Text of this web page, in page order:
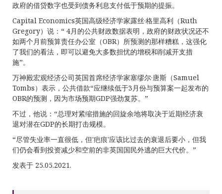
政府的借贷数字也受到债务利息支付低于预期的提振。
Capital Economics英国高级经济学家露丝·格里高利（Ruth
Gregory）说：“ 4月的公共财政数据表明，政府的财政状况还不
如两个月前预算责任办公室（OBR）所预测的那样糟糕，这强化
了我们的看法，即可以避免大多数担忧的增税和削减开支措
施”。
万神殿宏观经济公司英国首席经济学家塞缪尔·唐斯（Samuel
Tombs）表示，公共借款“应继续低于3月份与预算案一起发布的
OBR的预测，因为市场预期GDP强劲复苏。”
不过，他说：“总理对紧缩措施的回旋余地将取决于近期经济衰
退对潜在GDP的长期打击规模。
“尽管失业率一直很低，但'疤痕'应该比过去的衰退后要小，但我
们仍会看到投资减少和空前的非英国国民外逃的巨大代价。”
发表于 25.05.2021.